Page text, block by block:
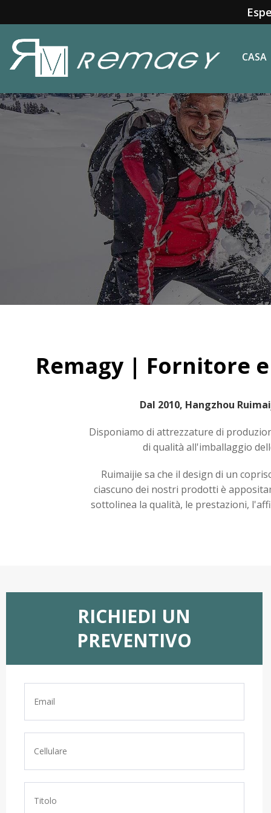
CASA
Remagy | Fornitore
Dal 2010, Hangzhou
Disponiamo di attrezzature di
di qualità all'imballaggio
Ruimaijie sa che il design di un
ciascuno dei nostri prodotti è
sottolinea la qualità, le prestazioni,
RICHIEDI UN
PREVENTIVO